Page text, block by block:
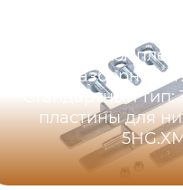
Серия
быстроразборного
Стандартный тип:
пластины для